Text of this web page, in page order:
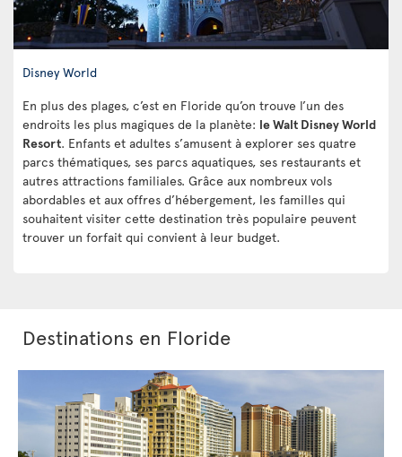
Disney World
En plus des plages, c’est en Floride qu’on trouve l’un des
endroits les plus magiques de la planète: le Walt Disney World
Resort. Enfants et adultes s’amusent à explorer ses quatre
parcs thématiques, ses parcs aquatiques, ses restaurants et
autres attractions familiales. Grâce aux nombreux vols
abordables et aux offres d’hébergement, les familles qui
souhaitent visiter cette destination très populaire peuvent
trouver un forfait qui convient à leur budget.
Destinations en Floride